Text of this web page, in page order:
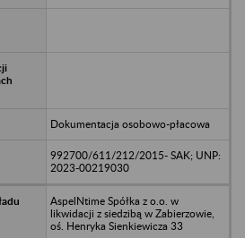
Dokumentacja osobowo-płacowa
992700/611/212/2015- SAK; UNP:
2023-00219030
AspelNtime Spółka z o.o. w
likwidacji z siedzibą w Zabierzowie,
oś. Henryka Sienkiewicza 33